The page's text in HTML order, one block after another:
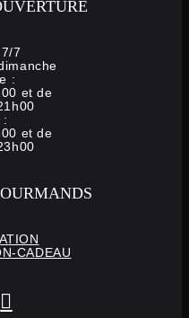
7
:
et de
:
et de
CADEAU